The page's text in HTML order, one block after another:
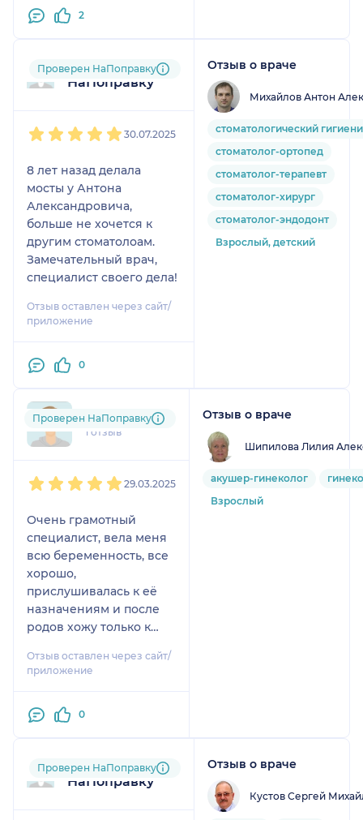
2
Пользователь
НаПоправку
Проверен НаПоправку
30.07.2025
8 лет назад делала
мосты у Антона
Александровича,
больше не хочется к
другим стоматолоам.
Замечательный врач,
специалист своего дела!
Отзыв оставлен через сайт/
приложение
0
Отзыв о враче
Михайлов Антон
стоматологический
стоматолог-ортопед
стоматолог-терапевт
стоматолог-хирург
стоматолог-эндодонт
Взрослый, детский
ann....@....ru
1 отзыв
Проверен НаПоправку
29.03.2025
Очень грамотный
специалист, вела меня
всю беременность, все
хорошо,
прислушивалась к её
назначениям и после
родов хожу только к
не худенькая и
никакого негатива не
поводу, все сказала мне
Отзыв оставлен через сайт/
приложение
0
Отзыв о враче
Шипилова Лилия
акушер-гинеколог
Взрослый
Пользователь
НаПоправку
Проверен НаПоправку Отзыв о враче
Кустов Сергей